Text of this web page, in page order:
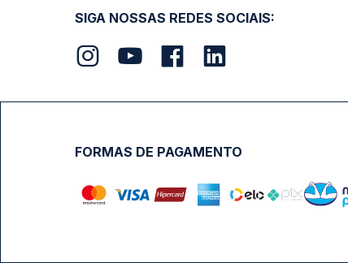
SIGA NOSSAS REDES SOCIAIS:
FORMAS DE PAGAMENTO